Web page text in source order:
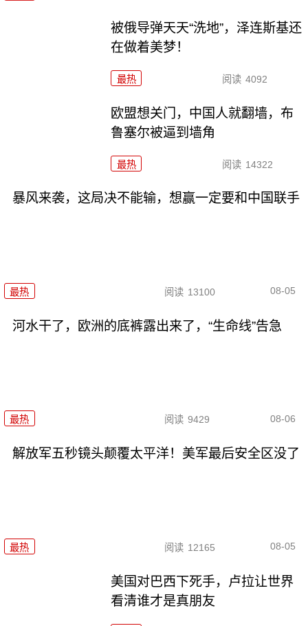
被俄导弹天天“洗地”，泽连斯基还
在做着美梦！
最热 阅读 4092
欧盟想关门，中国人就翻墙，布
鲁塞尔被逼到墙角
最热 阅读 14322
暴风来袭，这局决不能输，想赢一定要和中国联手
最热 阅读 13100 08-05
河水干了，欧洲的底裤露出来了，“生命线”告急
最热 阅读 9429 08-06
解放军五秒镜头颠覆太平洋！美军最后安全区没了
最热 阅读 12165 08-05
美国对巴西下死手，卢拉让世界
看清谁才是真朋友